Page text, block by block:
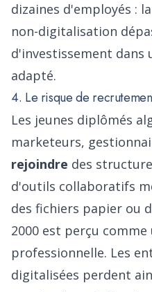
dizaines d'employés :
non-digitalisation
d'investissement dans
adapté.
4. Le risque de
Les jeunes diplômés
marketeurs,
rejoindre des
d'outils collaboratifs
des fichiers papier ou
2000 est perçu
professionnelle. Les
digitalisées perdent